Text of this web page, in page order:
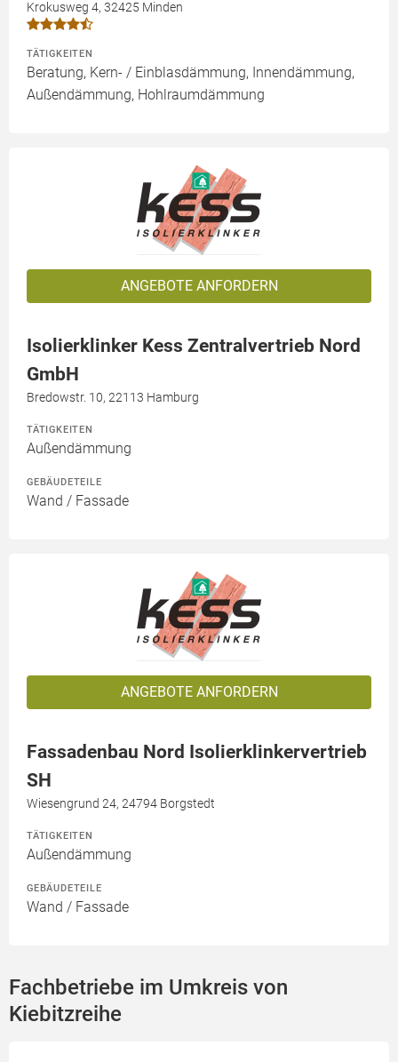
Krokusweg 4, 32425 Minden
TÄTIGKEITEN
Beratung, Kern- / Einblasdämmung, Innendämmung,
Außendämmung, Hohlraumdämmung
ANGEBOTE ANFORDERN
Isolierklinker Kess Zentralvertrieb Nord
GmbH
Bredowstr. 10, 22113 Hamburg
TÄTIGKEITEN
Außendämmung
GEBÄUDETEILE
Wand / Fassade
ANGEBOTE ANFORDERN
Fassadenbau Nord Isolierklinkervertrieb
SH
Wiesengrund 24, 24794 Borgstedt
TÄTIGKEITEN
Außendämmung
GEBÄUDETEILE
Wand / Fassade
Fachbetriebe im Umkreis von
Kiebitzreihe